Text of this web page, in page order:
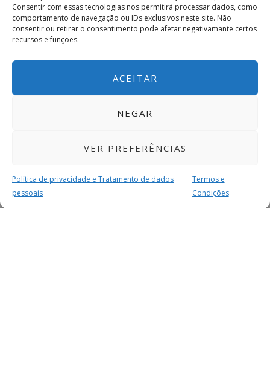
Consentir com essas tecnologias nos permitirá processar dados, como
comportamento de navegação ou IDs exclusivos neste site. Não
consentir ou retirar o consentimento pode afetar negativamante certos
recursos e funções.
ACEITAR
NEGAR
VER PREFERÊNCIAS
Política de privacidade e Tratamento de dados
pessoais
Termos e
Condições